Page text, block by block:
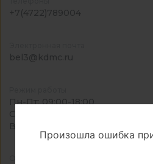
+7(4722)789004
bel3@kdmc.ru
Пн-Пт: 09:00-18:00
Сб: 09:00-17:00
Вс: выходной
Произошла ошибка